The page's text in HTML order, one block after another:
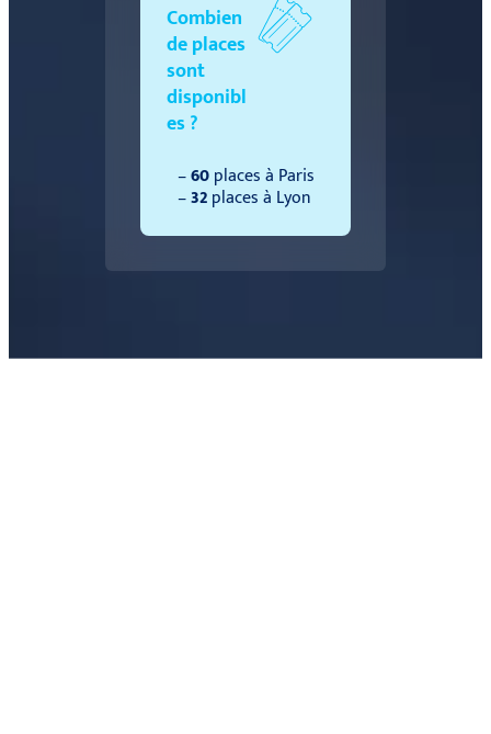
Combien
de places
sont
disponibl
es ?
–60places à Paris
–32places à Lyon